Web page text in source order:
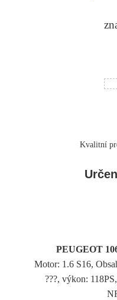
Kvalitní
PEUGEOT
Motor: 1.6 S16,
???, výkon: